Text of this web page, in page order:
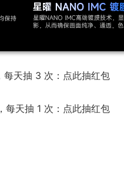
天抽 3 次：点此抽红包
天抽 1 次：点此抽红包